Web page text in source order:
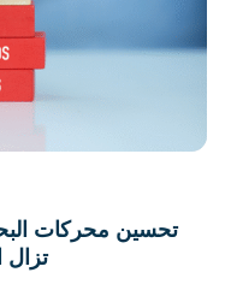
تحسين محركات
تزال